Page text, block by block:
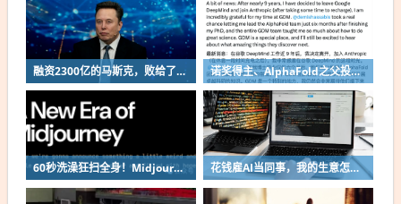
融资2300亿的马斯克，败给了这个中国小城 诺奖得主、AlphaFold之父投奔Anthropic！谷歌48小时连跑俩大将
60秒洗澡狂扫全身！Midjourney算力怪兽干翻传统CT？ 花钱雇AI当同事，我的生意怎么样了？